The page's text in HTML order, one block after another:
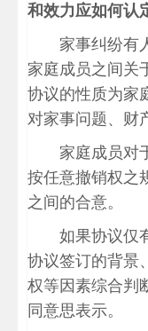
和效力应如何认
家事纠纷有
家庭成员之间关
协议的性质为家
对家事问题、财
家庭成员对
按任意撤销权之
之间的合意。
如果协议仅
协议签订的背景
权等因素综合判
同意思表示。